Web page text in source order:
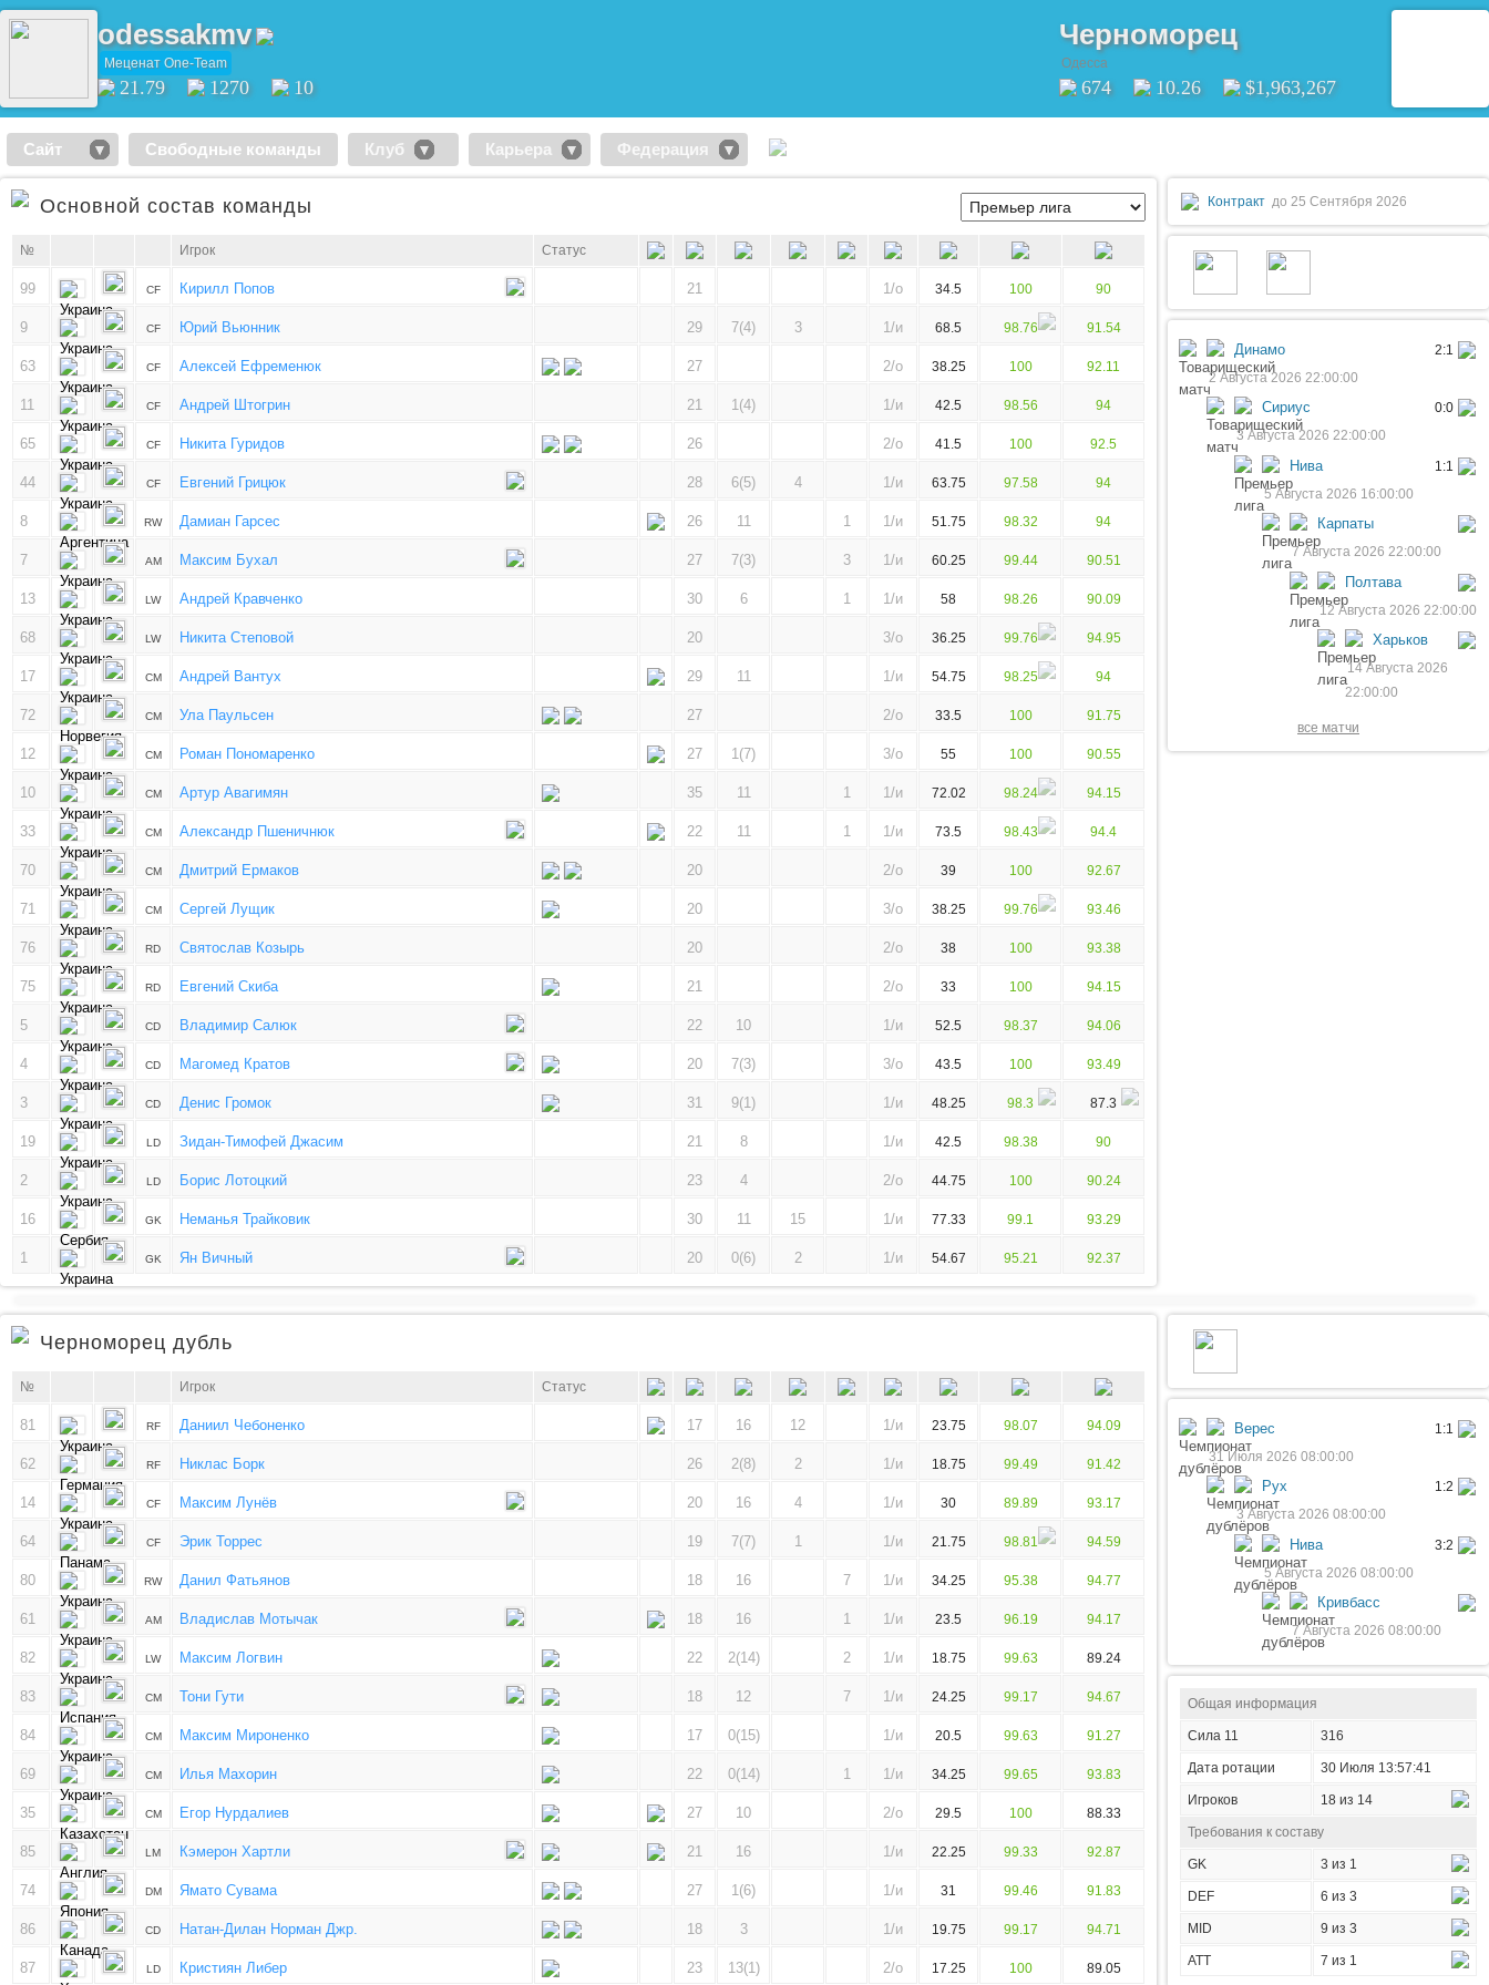
odessakmv
Меценат One-Team
21.79 1270 10
Черноморец
Одесса
674 10.26 $1,963,267
Сайт Свободные команды Клуб Карьера Федерация
Основной состав команды
№ Игрок Статус
99 CF Кирилл Попов 21 1/о 34.5 100 90
9 CF Юрий Вьюнник 29 7(4) 3 1/и 68.5 98.76 91.54
63 CF Алексей Ефременюк 27 2/о 38.25 100 92.11
11 CF Андрей Штогрин 21 1(4) 1/и 42.5 98.56 94
65 CF Никита Гуридов 26 2/о 41.5 100 92.5
44 CF Евгений Грицюк 28 6(5) 4 1/и 63.75 97.58 94
8 RW Дамиан Гарсес 26 11 1 1/и 51.75 98.32 94
7 AM Максим Бухал 27 7(3) 3 1/и 60.25 99.44 90.51
13 LW Андрей Кравченко 30 6 1 1/и 58 98.26 90.09
68 LW Никита Степовой 20 3/о 36.25 99.76 94.95
17 CM Андрей Вантух 29 11 1/и 54.75 98.25 94
72 CM Ула Паульсен 27 2/о 33.5 100 91.75
12 CM Роман Пономаренко 27 1(7) 3/о 55 100 90.55
10 CM Артур Авагимян 35 11 1 1/и 72.02 98.24 94.15
33 CM Александр Пшеничнюк 22 11 1 1/и 73.5 98.43 94.4
70 CM Дмитрий Ермаков 20 2/о 39 100 92.67
71 CM Сергей Лущик 20 3/о 38.25 99.76 93.46
76 RD Святослав Козырь 20 2/о 38 100 93.38
75 RD Евгений Скиба 21 2/о 33 100 94.15
5 CD Владимир Салюк 22 10 1/и 52.5 98.37 94.06
4 CD Магомед Кратов 20 7(3) 3/о 43.5 100 93.49
3 CD Денис Громок 31 9(1) 1/и 48.25 98.3 87.3
19 LD Зидан-Тимофей Джасим 21 8 1/и 42.5 98.38 90
2 LD Борис Лотоцкий 23 4 2/о 44.75 100 90.24
16 GK Неманья Трайковик 30 11 15 1/и 77.33 99.1 93.29
1 GK Ян Вичный 20 0(6) 2 1/и 54.67 95.21 92.37
Контракт до 25 Сентября 2026
Динамо 2:1
2 Августа 2026 22:00:00
Сириус 0:0
3 Августа 2026 22:00:00
Нива 1:1
5 Августа 2026 16:00:00
Карпаты
7 Августа 2026 22:00:00
Полтава
12 Августа 2026 22:00:00
Харьков
14 Августа 2026
22:00:00
все матчи
Черноморец дубль
№ Игрок Статус
81 RF Даниил Чебоненко 17 16 12 1/и 23.75 98.07 94.09
62 RF Никлас Борк 26 2(8) 2 1/и 18.75 99.49 91.42
14 CF Максим Лунёв 20 16 4 1/и 30 89.89 93.17
64 CF Эрик Торрес 19 7(7) 1 1/и 21.75 98.81 94.59
80 RW Данил Фатьянов 18 16 7 1/и 34.25 95.38 94.77
61 AM Владислав Мотычак 18 16 1 1/и 23.5 96.19 94.17
82 LW Максим Логвин 22 2(14) 2 1/и 18.75 99.63 89.24
83 CM Тони Гути 18 12 7 1/и 24.25 99.17 94.67
84 CM Максим Мироненко 17 0(15) 1/и 20.5 99.63 91.27
69 CM Илья Махорин 22 0(14) 1 1/и 34.25 99.65 93.83
35 CM Егор Нурдалиев 27 10 2/о 29.5 100 88.33
85 LM Кэмерон Хартли 21 16 1/и 22.25 99.33 92.87
74 DM Ямато Сувама 27 1(6) 1/и 31 99.46 91.83
86 CD Натан-Дилан Норман Джр. 18 3 1/и 19.75 99.17 94.71
87 LD Кристиян Либер 23 13(1) 2/о 17.25 100 89.05
Верес 1:1
31 Июля 2026 08:00:00
Рух 1:2
3 Августа 2026 08:00:00
Нива 3:2
5 Августа 2026 08:00:00
Кривбасс
7 Августа 2026 08:00:00
Общая информация
Сила 11 316
Дата ротации 30 Июля 13:57:41
Игроков 18 из 14
Требования к составу
GK 3 из 1
DEF 6 из 3
MID 9 из 3
ATT 7 из 1